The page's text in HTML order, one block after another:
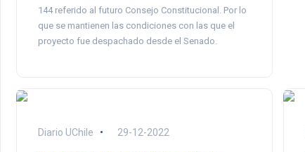
144 referido al futuro Consejo Constitucional. Por lo
que se mantienen las condiciones con las que el
proyecto fue despachado desde el Senado.
Diario UChile 29-12-2022